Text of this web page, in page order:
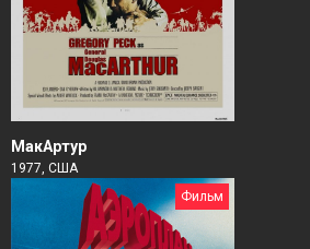
МакАртур
1977, США
Фильм